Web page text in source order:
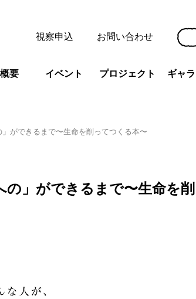
視察申込 お問い合わせ
要 イベント プロジェクト ギャ
ができるまで〜生命を削ってつくる本〜
の」ができるまで〜生命を